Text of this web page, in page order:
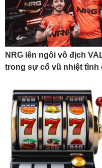
NRG lên ngôi vô địch
trong sự cổ vũ nhiệt tình